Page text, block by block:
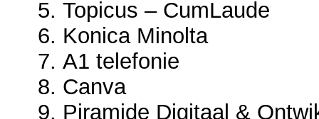
Topicus – CumLaude
Konica Minolta
A1 telefonie
Canva
Piramide Digitaal &